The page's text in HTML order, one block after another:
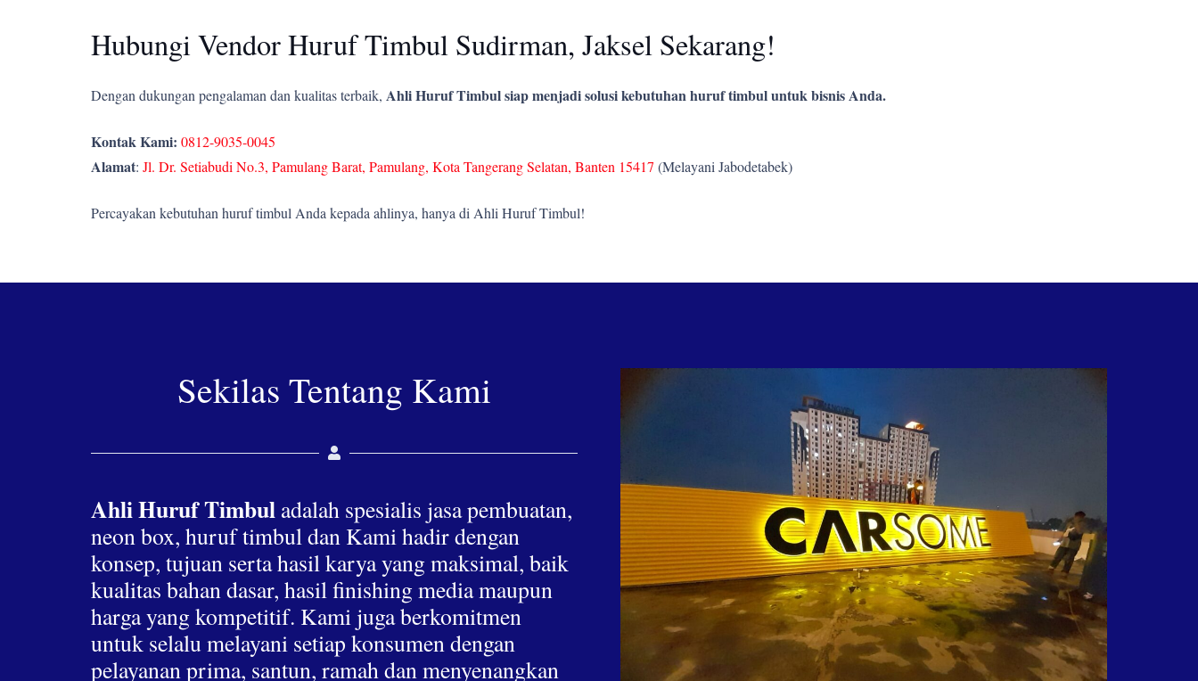
Hubungi Vendor Huruf Timbul Sudirman, Jaksel Sekarang!
Dengan dukungan pengalaman dan kualitas terbaik, Ahli Huruf Timbul siap menjadi solusi kebutuhan huruf timbul untuk bisnis Anda.
Kontak Kami: 0812-9035-0045
Alamat: Jl. Dr. Setiabudi No.3, Pamulang Barat, Pamulang, Kota Tangerang Selatan, Banten 15417 (Melayani Jabodetabek)
Percayakan kebutuhan huruf timbul Anda kepada ahlinya, hanya di Ahli Huruf Timbul!
Sekilas Tentang Kami
Ahli Huruf Timbul adalah spesialis jasa pembuatan,
neon box, huruf timbul dan Kami hadir dengan
konsep, tujuan serta hasil karya yang maksimal, baik
kualitas bahan dasar, hasil finishing media maupun
harga yang kompetitif. Kami juga berkomitmen
untuk selalu melayani setiap konsumen dengan
pelayanan prima, santun, ramah dan menyenangkan